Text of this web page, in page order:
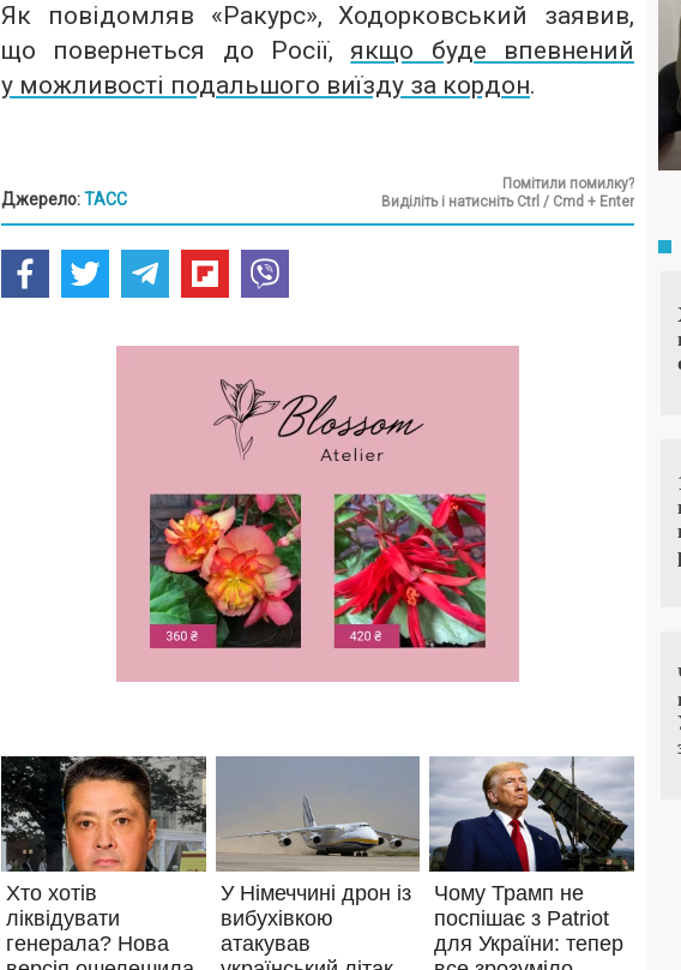
Як повідомляв «Ракурс», Ходорковський заявив,
що повернеться до Росії,якщо буде впевнений
у можливості подальшого виїзду за кордон.
Джерело:ТАСС
Помітили помилку?
Виділіть і натисніть Ctrl / Cmd + Enter